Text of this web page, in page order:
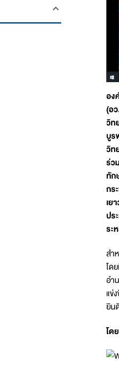
อง
(อ
วิท
บูร
วิท
ร่ว
ทัก
กร
เย
ปร
ระ
สำ
โด
อำ
แข่
ยิน
โด